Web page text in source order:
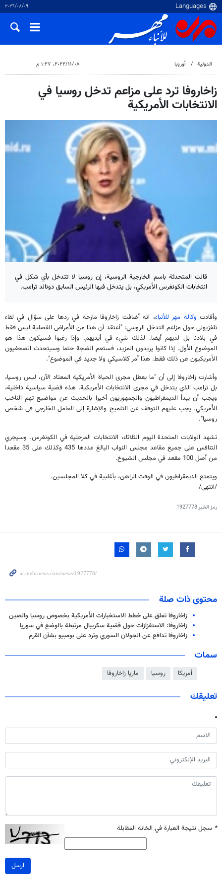
٠٩‏/٠٨‏/٢٠٢٦
الدولية أوروبا ٠٨‏/١١‏/٢٠٢٢، ١:٢٧ م
زاخاروفا ترد على مزاعم تدخل روسيا في
الانتخابات الأمريكية
قالت المتحدثة باسم الخارجية الروسية، إن روسيا لا تتدخل بأي شكل في
انتخابات الكونغرس الأمريكي، بل يتدخل فيها الرئيس السابق دونالد ترامب.
وأفادت وكالة مهر للأنباء، انه أضافت زاخاروفا مازحة في ردها على سؤال في لقاء
تلفزيوني حول مزاعم التدخل الروسي: "أعتقد أن هذا من الأمراض الفصلية ليس فقط
في بلادنا بل لديهم أيضا. لذلك شيء في أيديهم. وإذا رغبوا فسيكون هذا هو
الموضوع الأول. إذا كانوا يريدون المزيد، فستعم الضجة حتما وسيتحدث الصحفيون
الأمريكيون عن ذلك فقط. هذا أمر كلاسيكي ولا جديد في الموضوع".
وأشارت زاخاروفا إلى أن "ما يعطل مجرى الحياة الأمريكية المعتاد الآن، ليس روسيا،
بل ترامب الذي يتدخل في مجرى الانتخابات الأمريكية. هذه قضية سياسية داخلية،
ويجب أن يبدأ الديمقراطيون والجمهوريون أخيرا بالحديث عن مواضيع تهم الناخب
الأمريكي. يجب عليهم التوقف عن التلميح والإشارة إلى العامل الخارجي في شخص
روسيا".
تشهد الولايات المتحدة اليوم الثلاثاء، الانتخابات المرحلية في الكونغرس. وسيجري
التنافس على جميع مقاعد مجلس النواب البالغ عددها 435 وكذلك على 35 مقعدا
من أصل 100 مقعد في مجلس الشيوخ.
ويتمتع الديمقراطيون في الوقت الراهن، بأغلبية في كلا المجلسين.
/انتهى/
رمز الخبر1927778
محتوى ذات صلة
زاخاروفا تعلق على خطط الاستخبارات الأمريكية بخصوص روسيا والصين
زاخاروفا: الاستفزازات حول قضية سكريبال مرتبطة بالوضع في سوريا
زاخاروفا تدافع عن الجولان السوري وترد على بومبيو بشأن القرم
سمات
أمريكا روسيا ماريا زاخاروفا
تعليقك
* سجل نتيجة العبارة في الخانة المقابلة
ارسل